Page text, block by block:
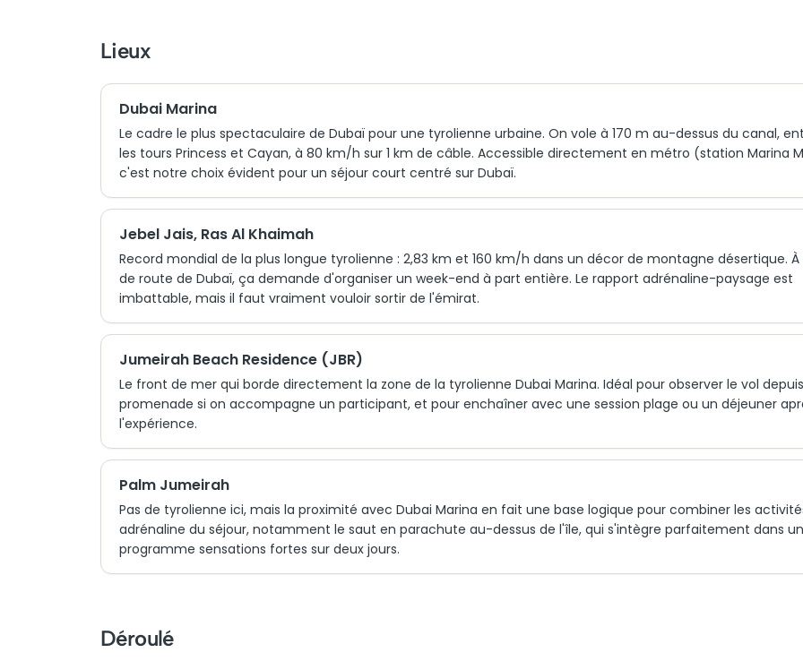
Lieux
Dubai Marina
Le cadre le plus spectaculaire de Dubaï pour une tyrolienne urbaine. On vole à 170 m au-dessus du canal,
les tours Princess et Cayan, à 80 km/h sur 1 km de câble. Accessible directement en métro (station Marina
c'est notre choix évident pour un séjour court centré sur Dubaï.
Jebel Jais, Ras Al Khaimah
Record mondial de la plus longue tyrolienne : 2,83 km et 160 km/h dans un décor de montagne désertique. À
de route de Dubaï, ça demande d'organiser un week-end à part entière. Le rapport adrénaline-paysage est
imbattable, mais il faut vraiment vouloir sortir de l'émirat.
Jumeirah Beach Residence (JBR)
Le front de mer qui borde directement la zone de la tyrolienne Dubai Marina. Idéal pour observer le vol
promenade si on accompagne un participant, et pour enchaîner avec une session plage ou un déjeuner
l'expérience.
Palm Jumeirah
Pas de tyrolienne ici, mais la proximité avec Dubai Marina en fait une base logique pour combiner les
adrénaline du séjour, notamment le saut en parachute au-dessus de l'île, qui s'intègre parfaitement dans un
programme sensations fortes sur deux jours.
Déroulé